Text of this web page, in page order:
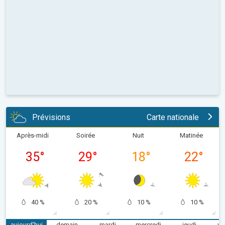
Prévisions Carte nationale
Après-midi
35°
40 %
Soirée
29°
20 %
Nuit
18°
10 %
Matinée
22°
10 %